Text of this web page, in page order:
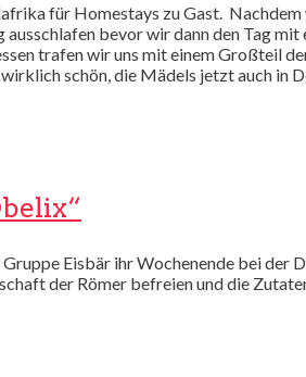
für Homestays zu Gast.
bevor wir dann den Tag
trafen wir uns mit einem Großteil
schön, die Mädels jetzt auch in
Eisbär ihr Wochenende bei
der Römer befreien und die